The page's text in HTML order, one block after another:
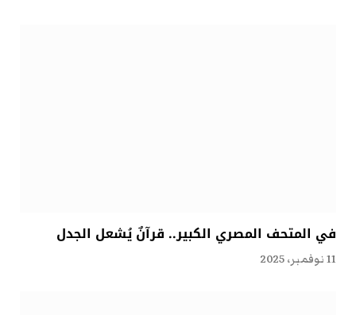
في المتحف المصري الكبير.. قرآنٌ يُشعل الجدل
11 نوفمبر، 2025